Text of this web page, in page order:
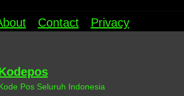
Contact Privacy
Pos Seluruh Indonesia